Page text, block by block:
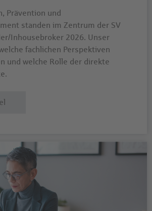
Prävention und
standen im Zentrum der SV
Inhousebroker 2026. Unser
fachlichen Perspektiven
und welche Rolle der direkte